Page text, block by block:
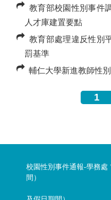
教育部校園性別事件
人才庫建置要點
教育部處理違反性別
罰基準
輔仁大學新進教師性
1
校園性別事件通報-學務
間）
電話